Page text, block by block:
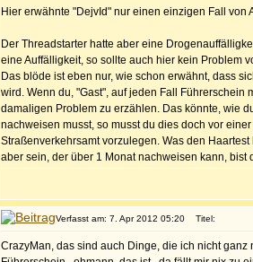
Hier erwähnte "DejvId" nur einen einzigen Fall
Der Threadstarter hatte aber eine
eine Auffälligkeit, so sollte auch hier kein Problem
Das blöde ist eben nur, wie schon erwähnt, dass
wird. Wenn du, "Gast", auf jeden Fall
damaligen Problem zu erzählen. Das könnte, wie
nachweisen musst, so musst du dies doch vor
Straßenverkehrsamt vorzulegen. Was den
aber sein, der über 1 Monat nachweisen kann,
Verfasst am: 7. Apr 2012 05:20 Titel:
CrazyMan, das sind auch Dinge, die ich nicht